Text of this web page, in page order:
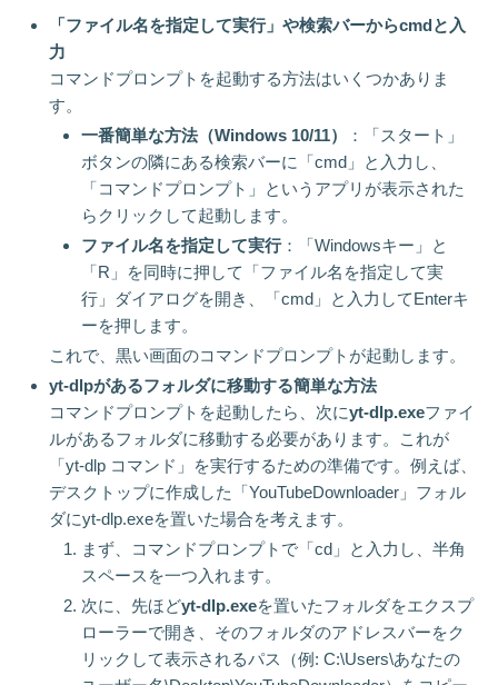
「ファイル名を指定して実行」や検索バーからcmdと入
力
コマンドプロンプトを起動する方法はいくつかありま
す。
一番簡単な方法（Windows 10/11）
：「スタート」
ボタンの隣にある検索バーに「cmd」と入力し、
「コマンドプロンプト」というアプリが表示された
らクリックして起動します。
ファイル名を指定して実行：「Windowsキー」と
「R」を同時に押して「ファイル名を指定して実
行」ダイアログを開き、「cmd」と入力してEnterキ
ーを押します。
これで、黒い画面のコマンドプロンプトが起動します。
yt-dlpがあるフォルダに移動する簡単な方法
コマンドプロンプトを起動したら、次にyt-dlp.exeファイ
ルがあるフォルダに移動する必要があります。これが
「yt-dlp コマンド」を実行するための準備です。例えば、
デスクトップに作成した「YouTubeDownloader」フォル
ダにyt-dlp.exeを置いた場合を考えます。
まず、コマンドプロンプトで「cd」と入力し、半角
スペースを一つ入れます。
次に、先ほどyt-dlp.exeを置いたフォルダをエクスプ
ローラーで開き、そのフォルダのアドレスバーをク
リックして表示されるパス（例: C:\Users\あなたの